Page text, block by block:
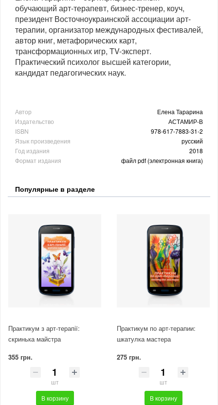
обучающий арт-терапевт, бизнес-тренер, коуч,
президент Восточноукраинской ассоциации арт-
терапии, организатор международных фестивалей,
автор книг, метафорических карт,
трансформационных игр, TV-эксперт.
Практический психолог высшей категории,
кандидат педагогических наук.
Автор
Елена Тарарина
Издательство
АСТАМИР-В
ISBN
978-617-7883-31-2
Язык произведения
русский
Год издания
2018
Формат издания
файл pdf (электронная книга)
Популярные в разделе
Практикум з арт-терапії:
скринька майстра
355 грн.
шт
В корзину
Практикум по арт-терапии:
шкатулка мастера
275 грн.
шт
В корзину